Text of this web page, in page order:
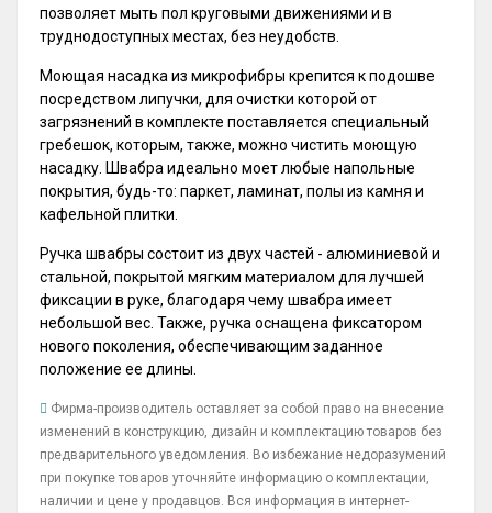
позволяет мыть пол круговыми движениями и в
труднодоступных местах, без неудобств.
Моющая насадка из микрофибры крепится к подошве
посредством липучки, для очистки которой от
загрязнений в комплекте поставляется специальный
гребешок, которым, также, можно чистить моющую
насадку. Швабра идеально моет любые напольные
покрытия, будь-то: паркет, ламинат, полы из камня и
кафельной плитки.
Ручка швабры состоит из двух частей - алюминиевой и
стальной, покрытой мягким материалом для лучшей
фиксации в руке, благодаря чему швабра имеет
небольшой вес. Также, ручка оснащена фиксатором
нового поколения, обеспечивающим заданное
положение ее длины.
Фирма-производитель оставляет за собой право на внесение
изменений в конструкцию, дизайн и комплектацию товаров без
предварительного уведомления. Во избежание недоразумений
при покупке товаров уточняйте информацию о комплектации,
наличии и цене у продавцов. Вся информация в интернет-